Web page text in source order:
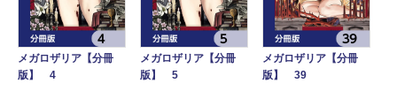
メガロザリア【分冊
版】 4
メガロザリア【分冊
版】 5
メガロザリア【分冊
版】 39